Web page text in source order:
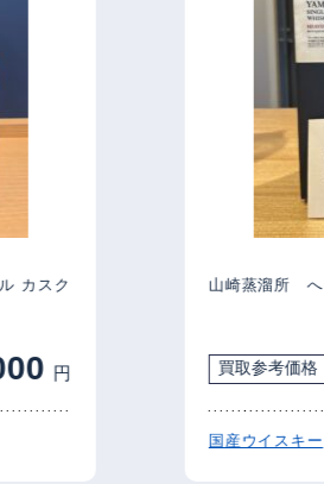
スク
円
山崎蒸溜所 へビ
買取参考価格
国産ウイスキー/